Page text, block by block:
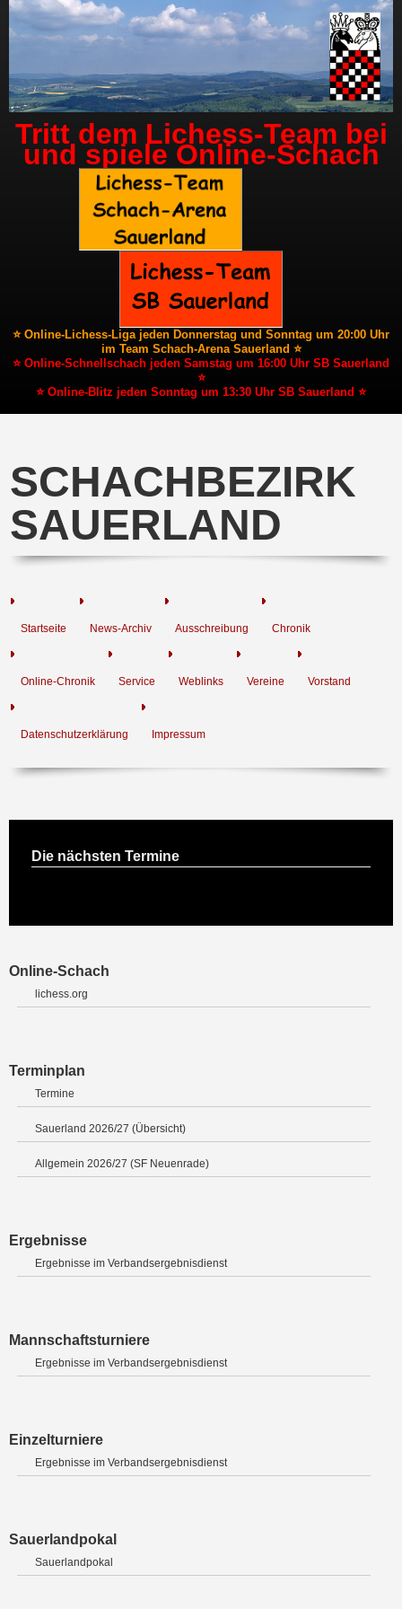
Tritt dem Lichess-Team bei
und spiele Online-Schach
⭐ Online-Lichess-Liga jeden Donnerstag und Sonntag um 20:00 Uhr
im Team Schach-Arena Sauerland ⭐
⭐ Online-Schnellschach jeden Samstag um 16:00 Uhr SB Sauerland
⭐
⭐ Online-Blitz jeden Sonntag um 13:30 Uhr SB Sauerland ⭐
SCHACHBEZIRK
SAUERLAND
Startseite News-Archiv Ausschreibung Chronik
Online-Chronik Service Weblinks Vereine Vorstand
Datenschutzerklärung Impressum
Die nächsten Termine
Online-Schach
lichess.org
Terminplan
Termine
Sauerland 2026/27 (Übersicht)
Allgemein 2026/27 (SF Neuenrade)
Ergebnisse
Ergebnisse im Verbandsergebnisdienst
Mannschaftsturniere
Ergebnisse im Verbandsergebnisdienst
Einzelturniere
Ergebnisse im Verbandsergebnisdienst
Sauerlandpokal
Sauerlandpokal